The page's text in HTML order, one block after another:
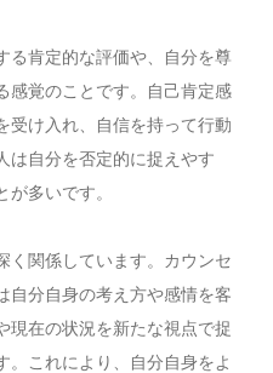
る肯定的な評価や、自分を尊
感覚のことです。自己肯定感
受け入れ、自信を持って行動
は自分を否定的に捉えやす
多いです。
く関係しています。カウンセ
自分自身の考え方や感情を客
現在の状況を新たな視点で捉
。これにより、自分自身をよ